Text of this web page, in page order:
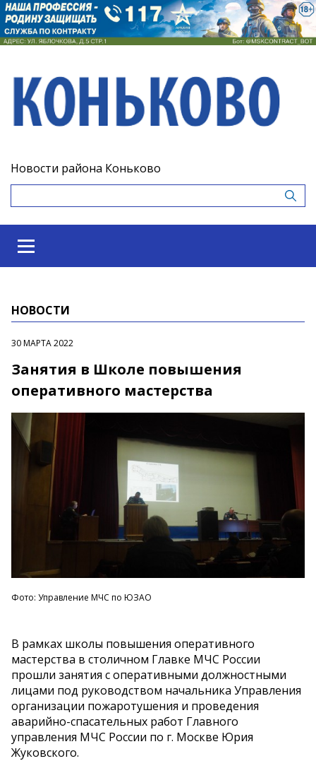
Новости района Коньково
НОВОСТИ
30 МАРТА 2022
Занятия в Школе повышения
оперативного мастерства
Фото: Управление МЧС по ЮЗАО
В рамках школы повышения оперативного
мастерства в столичном Главке МЧС России
прошли занятия с оперативными должностными
лицами под руководством начальника Управления
организации пожаротушения и проведения
аварийно-спасательных работ Главного
управления МЧС России по г. Москве Юрия
Жуковского.